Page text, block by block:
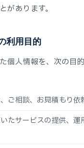
があります。
利用目的
個人情報を、次の目
ご相談、お見積もり依
たサービスの提供、運